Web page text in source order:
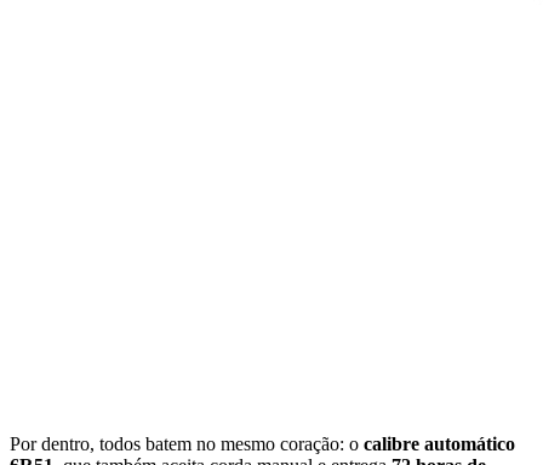
Por dentro, todos batem no mesmo coração: o calibre automático